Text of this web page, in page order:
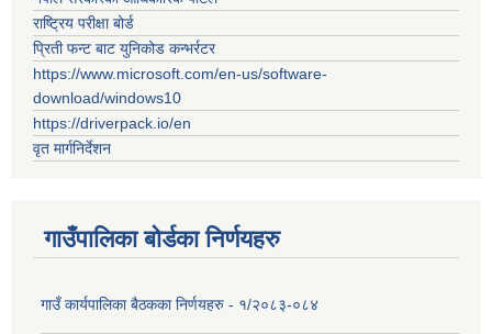
राष्ट्रिय परीक्षा बोर्ड
प्रिती फन्ट बाट युनिकोड कन्भर्रटर
https://www.microsoft.com/en-us/software-
download/windows10
https://driverpack.io/en
वृत मार्गनिर्देशन
गाउँपालिका बोर्डका निर्णयहरु
गाउँ कार्यपालिका बैठकका निर्णयहरु - १/२०८३-०८४